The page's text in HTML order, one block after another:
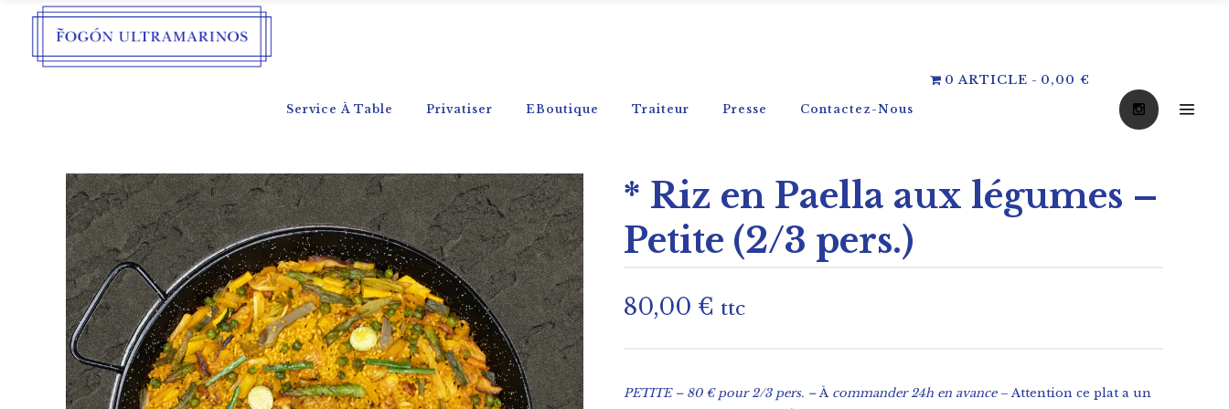
Service À Table Privatiser EBoutique Traiteur Presse Contactez-Nous
0 ARTICLE 0,00 €
* Riz en Paella aux légumes –
Petite (2/3 pers.)
80,00 € ttc
PETITE – 80 € pour 2/3 pers. –À commander 24h en avance– Attention ce plat a un